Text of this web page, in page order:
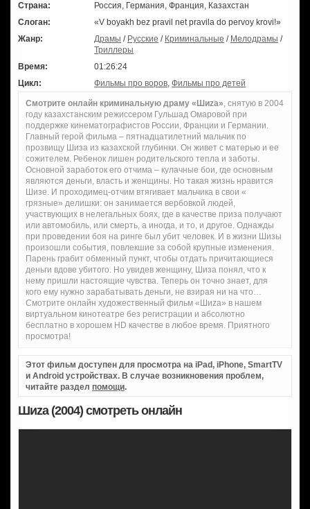
Страна:
Россия, Германия, Франция, Казахстан
Слоган:
«V boyakh bez pravil net pravila do pervoy krovi!»
Жанр:
Драмы / Русские / Криминальные / Мелодрамы /
Триллеры
Время:
01:26:24
Цикл:
Фильмы про воров, Фильмы про детей
Смотрите онлайн криминальную драму «Шиzа», снятую в 2004
году казахстанским режиссером Гульшад Омаровой при
поддержке кинематографистов России, Франции и Германии.
Главный герой фильма – пятнадцатилетний мальчик по
прозвищу Шиза из казахской глубинки. Он живет с матерью и ее
сожителем. Ребенок лишен родительского тепла и заботы.
Основной заработок его отчима – кулачные бои, где основным
являются деньги, власть и женщины. Но такая жизнь нравится
Шизе. И проходимец-отчим втягивает мальчика в свои «
грязные» делишки: он занимается вербовкой людей,
участвующих в нелегальных боях, где в качестве приза получают
или автомобиль, или смерть, а иногда, и то, и другое. Однажды
при проведении боя на ринге был убит человек. И в жизни Шизы
произошли события, повлекшие за собой крупные изменения.
Парень грабит обменный пункт, чтобы отдать причитающиеся
деньги вдове убитого. Но увидев женщину, Шиза понял, что к
нему пришли настоящие чувства. Теперь он точно знает, для
кого ему нужно зарабатывать деньги, не взирая ни на что…
Смотрите онлайн художественный фильм «Шиzа» в нашем
виртуальном кинотеатре без регистрации и абсолютно
бесплатно в хорошем HD качестве в любое время. Приятного
просмотра!
Этот фильм доступен для просмотра на iPad, iPhone, SmartTV
и Android устройствах. В случае возникновения проблем,
читайте раздел помощи.
Шиzа (2004) смотреть онлайн